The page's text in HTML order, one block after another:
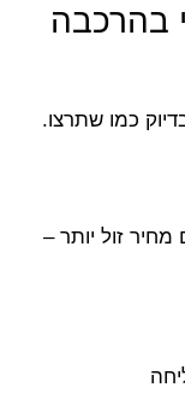
בהרכבה
כמו שתרצו.
זול יותר –